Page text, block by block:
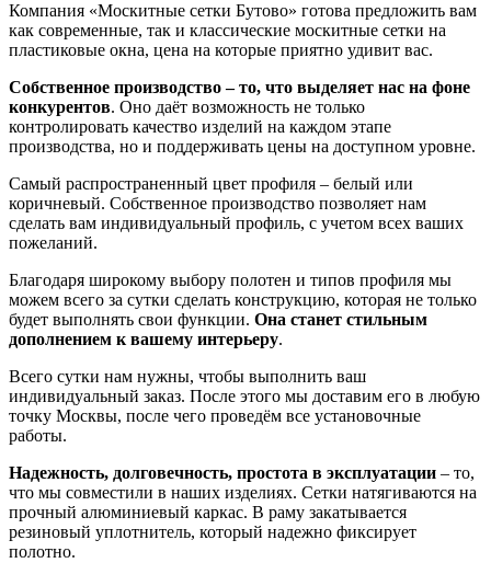
Компания «Москитные сетки Бутово» готова предложить вам
как современные, так и классические москитные сетки на
пластиковые окна, цена на которые приятно удивит вас.
Собственное производство – то, что выделяет нас на фоне
конкурентов. Оно даёт возможность не только
контролировать качество изделий на каждом этапе
производства, но и поддерживать цены на доступном уровне.
Самый распространенный цвет профиля – белый или
коричневый. Собственное производство позволяет нам
сделать вам индивидуальный профиль, с учетом всех ваших
пожеланий.
Благодаря широкому выбору полотен и типов профиля мы
можем всего за сутки сделать конструкцию, которая не только
будет выполнять свои функции. Она станет стильным
дополнением к вашему интерьеру.
Всего сутки нам нужны, чтобы выполнить ваш
индивидуальный заказ. После этого мы доставим его в любую
точку Москвы, после чего проведём все установочные
работы.
Надежность, долговечность, простота в эксплуатации – то,
что мы совместили в наших изделиях. Сетки натягиваются на
прочный алюминиевый каркас. В раму закатывается
резиновый уплотнитель, который надежно фиксирует
полотно.